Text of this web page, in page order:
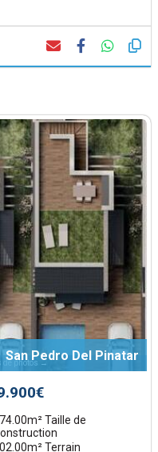
de photos →
San Pedro Del Pinatar
Taille de
Terrain